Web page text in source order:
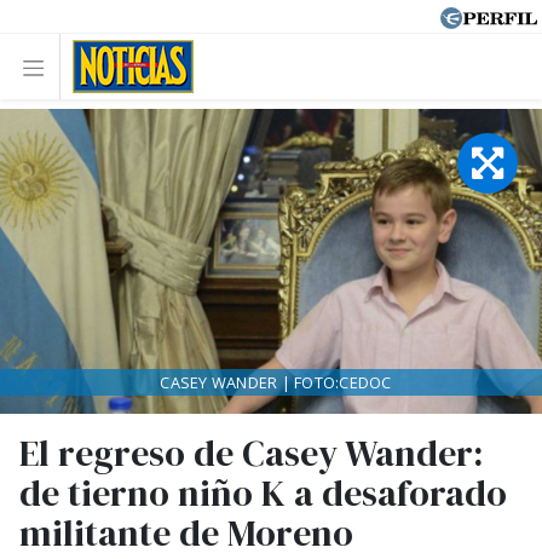
El regreso de Casey Wander:
de tierno niño K a desaforado
militante de Moreno
CASEY WANDER | FOTO:CEDOC